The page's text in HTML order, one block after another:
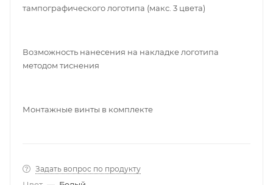
тампографического логотипа (макс. 3 цвета)
Возможность нанесения на накладке логотипа
методом тиснения
Монтажные винты в комплекте
Задать вопрос по продукту